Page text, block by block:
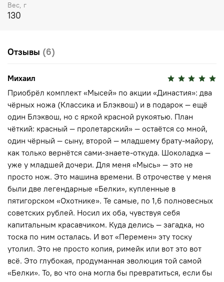
Вес, г
130
Отзывы (6)
Михаил
Приобрёл комплект «Мысей» по акции «Династия»: два
чёрных ножа (Классика и Блэквош) и в подарок — ещё
один Блэквош, но с яркой красной рукоятью. План
чёткий: красный — пролетарский» — остаётся со мной,
один чёрный — сыну, второй — младшему брату-майору,
как только вернётся сами-знаете-откуда. Шоколадка —
уже у младшей дочери. Для меня «Мысь» — это не
просто нож. Это машина времени. В отрочестве у меня
были две легендарные «Белки», купленные в
пятигорском «Охотнике». Те самые, по 1,6 полновесных
советских рублей. Носил их оба, чувствуя себя
капитальным красавчиком. Куда делись — загадка, но
тоска по ним осталась. И вот «Перемен» эту тоску
утолил. Это не просто копия, римейк или вот это вот
всё. Это глубокая, продуманная эволюция той самой
«Белки». То, во что она могла бы превратиться, если бы